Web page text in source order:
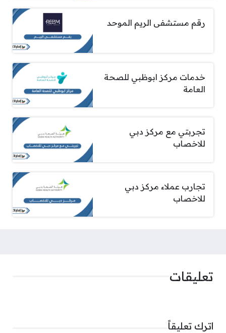
رقم مستشفى الريم الموحد
خدمات مركز ابوظبي للصحة
العامة
تجربتي مع مركز دبي
للاخصاب
تجارب عملاء مركز دبي
للاخصاب
تعليقات
اترك تعليقاً